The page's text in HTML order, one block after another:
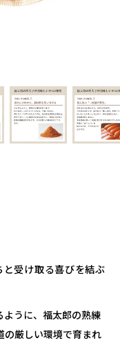
と受け取る喜びを結ぶ
ように、福太郎の熟練
の厳しい環境で育まれ